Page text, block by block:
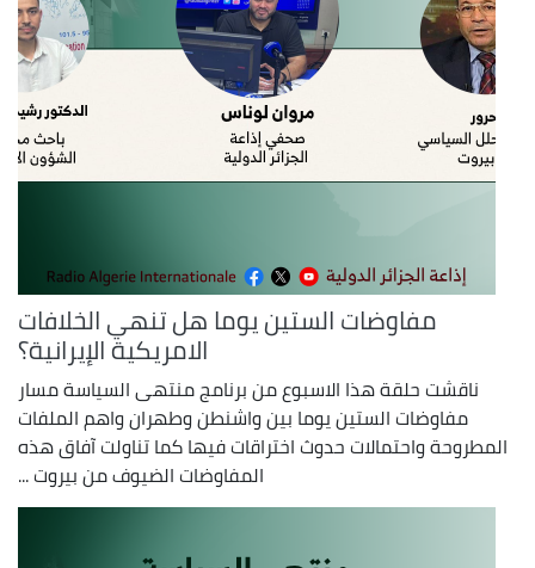
مفاوضات الستين يوما هل تنهي الخلافات
الامريكية الإيرانية؟
ناقشت حلقة هذا الاسبوع من برنامج منتهى السياسة مسار
مفاوضات الستين يوما بين واشنطن وطهران واهم الملفات
المطروحة واحتمالات حدوث اختراقات فيها كما تناولت آفاق هذه
المفاوضات الضيوف من بيروت ...